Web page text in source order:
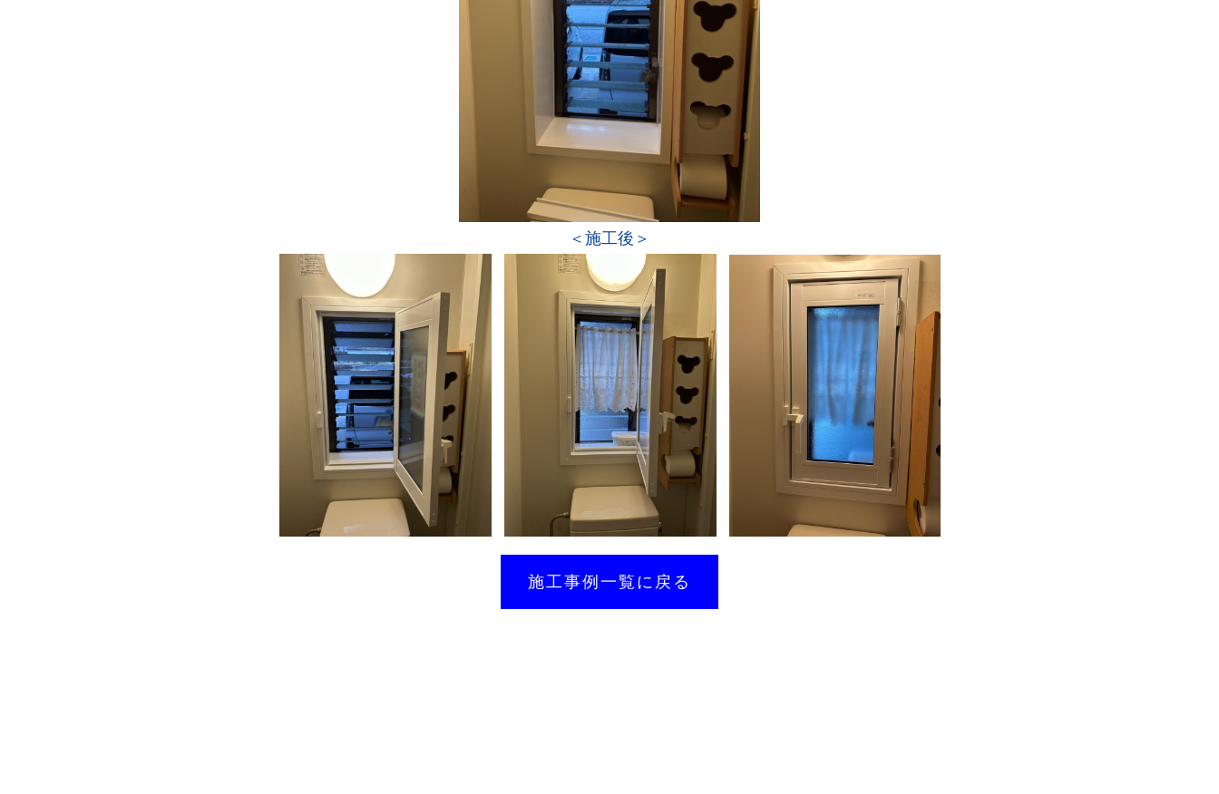
＜施工後＞
施工事例一覧に戻る